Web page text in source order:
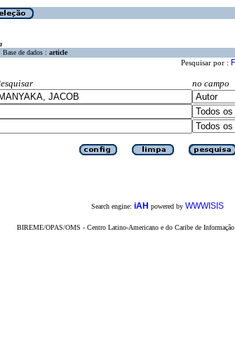
Base de dados : article
Pesquisar por :
no campo
Search engine: iAH powered by WWWISIS
BIREME/OPAS/OMS - Centro Latino-Americano e do Caribe de Informação